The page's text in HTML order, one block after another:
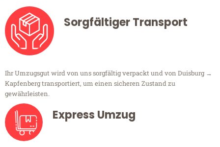
Sorgfältiger Transport
Ihr Umzugsgut wird von uns sorgfältig verpackt und von Duisburg →
Kapfenberg transportiert, um einen sicheren Zustand zu
gewährleisten.
Express Umzug